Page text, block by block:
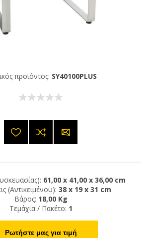
προϊόντος: SY40100PLUS
61,00 x 41,00 x 36,00 cm
(Αντικειμένου): 38 x 19 x 31 cm
Βάρος: 18,00 Kg
Τεμάχια / Πακέτο: 1
Ρωτήστε μας για τιμή